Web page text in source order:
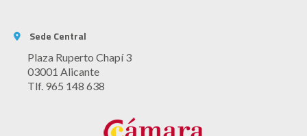
Sede Central
Plaza Ruperto Chapí 3
03001 Alicante
Tlf. 965 148 638